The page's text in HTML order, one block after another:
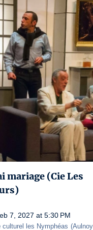
mariage (Cie Les
7, 2027 at 5:30 PM
culturel les Nymphéas (